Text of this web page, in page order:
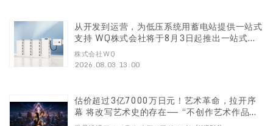
从开发到运营，为低压系统用蓄电站提供一站式
支持 WQ株式会社将于8月3日起推出一站式服
务
株式会社WQ
2026.08.03 13:00
估价超过3亿7000万日元！艺术革命，拉开序
幕 将改写艺术史的存在—— “不创作艺术作品的